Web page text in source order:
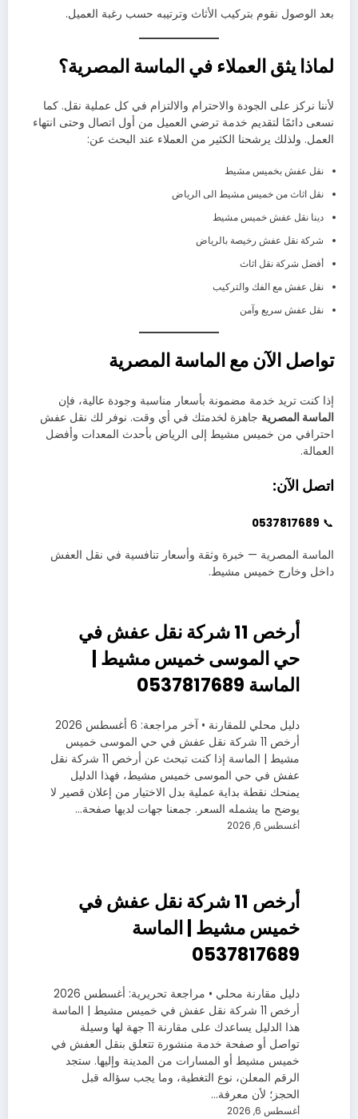
بعد الوصول نقوم بتركيب الأثاث وترتيبه حسب رغبة العميل.
لماذا يثق العملاء في الماسة المصرية؟
لأننا نركز على الجودة والاحترام والالتزام في كل عملية نقل. كما
نسعى دائمًا لتقديم خدمة ترضي العميل من أول اتصال وحتى انتهاء
العمل. ولذلك يرشحنا الكثير من العملاء عند البحث عن:
نقل عفش بخميس مشيط
نقل اثاث من خميس مشيط الى الرياض
دينا نقل عفش خميس مشيط
شركة نقل عفش رخيصة بالرياض
أفضل شركة نقل اثاث
نقل عفش مع الفك والتركيب
نقل عفش سريع وآمن
تواصل الآن مع الماسة المصرية
إذا كنت تريد خدمة مضمونة بأسعار مناسبة وجودة عالية، فإن
الماسة المصرية جاهزة لخدمتك في أي وقت. نوفر لك نقل عفش
احترافي من خميس مشيط إلى الرياض بأحدث المعدات وأفضل
العمالة.
اتصل الآن:
📞
0537817689
الماسة المصرية — خبرة وثقة وأسعار تنافسية في نقل العفش
داخل وخارج خميس مشيط.
أرخص 11 شركة نقل عفش في
حي الموسى خميس مشيط |
الماسة 0537817689
دليل محلي للمقارنة • آخر مراجعة: 6 أغسطس 2026
أرخص 11 شركة نقل عفش في حي الموسى خميس
مشيط | الماسة إذا كنت تبحث عن أرخص 11 شركة نقل
عفش في حي الموسى خميس مشيط، فهذا الدليل
يمنحك نقطة بداية عملية بدل الاختيار من إعلان قصير لا
يوضح ما يشمله السعر. جمعنا جهات لديها صفحة…
أغسطس 6, 2026
أرخص 11 شركة نقل عفش في
خميس مشيط | الماسة
0537817689
دليل مقارنة محلي • مراجعة تحريرية: أغسطس 2026
أرخص 11 شركة نقل عفش في خميس مشيط | الماسة
هذا الدليل يساعدك على مقارنة 11 جهة لها وسيلة
تواصل أو صفحة خدمة منشورة تتعلق بنقل العفش في
خميس مشيط أو المسارات من المدينة وإليها. ستجد
الرقم المعلن، نوع التغطية، وما يجب سؤاله قبل
الحجز؛ لأن معرفة…
أغسطس 6, 2026